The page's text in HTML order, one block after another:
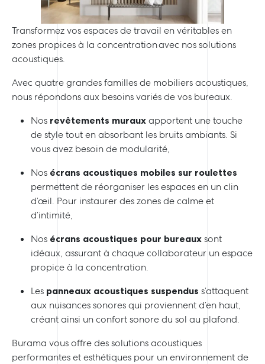
Transformez vos espaces de travail en véritables en
zones propices à la concentration avec nos solutions
acoustiques.
Avec quatre grandes familles de mobiliers acoustiques,
nous répondons aux besoins variés de vos bureaux.
Nos revêtements murauxapportent une touche
de style tout en absorbant les bruits ambiants. Si
vous avez besoin de modularité,
Nos écrans acoustiques mobiles sur roulettes
permettent de réorganiser les espaces en un clin
d’œil. Pour instaurer des zones de calme et
d’intimité,
Nos écrans acoustiques pour bureauxsont
idéaux, assurant à chaque collaborateur un espace
propice à la concentration.
Les panneaux acoustiques suspendus s’attaquent
aux nuisances sonores qui proviennent d’en haut,
créant ainsi un confort sonore du sol au plafond.
Burama vous offre des solutions acoustiques
performantes et esthétiques pour un environnement de